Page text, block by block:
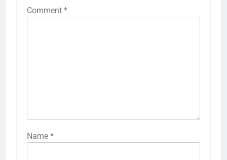
Comment *
Name *